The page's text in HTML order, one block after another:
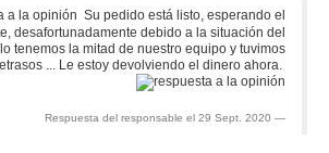
Su pedido está listo, esperando el
desafortunadamente debido a la situación del
tenemos la mitad de nuestro equipo y tuvimos
... Le estoy devolviendo el dinero ahora.
Respuesta del responsable el 29 Sept. 2020